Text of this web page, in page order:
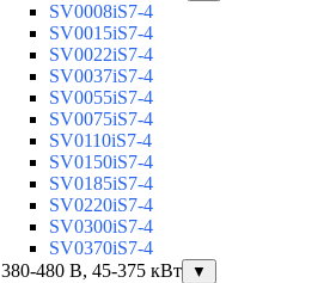
SV0008iS7-4
SV0015iS7-4
SV0022iS7-4
SV0037iS7-4
SV0055iS7-4
SV0075iS7-4
SV0110iS7-4
SV0150iS7-4
SV0185iS7-4
SV0220iS7-4
SV0300iS7-4
SV0370iS7-4
380-480 В, 45-375 кВт
▼